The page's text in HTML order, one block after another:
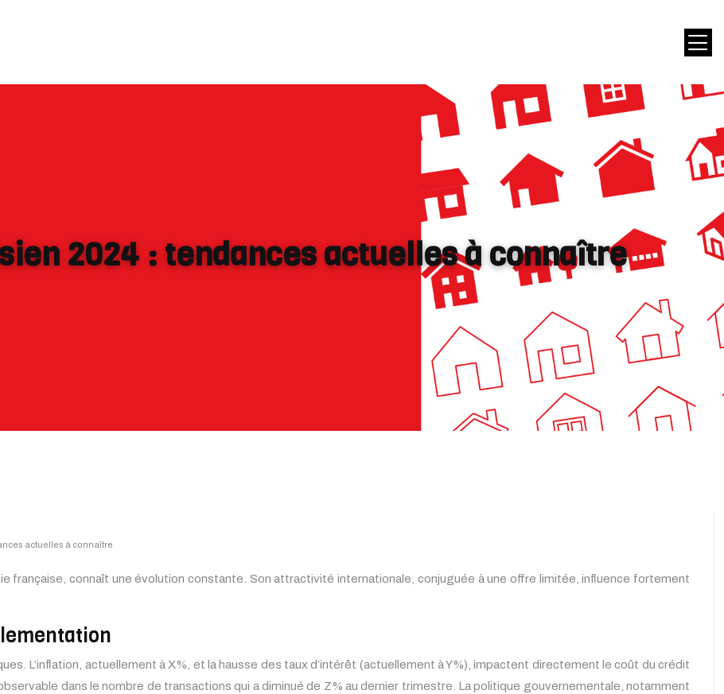
2024 : tendances actuelles à connaître
actuelles à connaître
française, connaît une évolution constante. Son attractivité internationale, conjuguée à une offre limitée, influence fortement
L’inflation, actuellement à X%, et la hausse des taux d’intérêt (actuellement à Y%), impactent directement le coût du crédit
dans le nombre de transactions qui a diminué de Z% au dernier trimestre. La politique gouvernementale, notamment